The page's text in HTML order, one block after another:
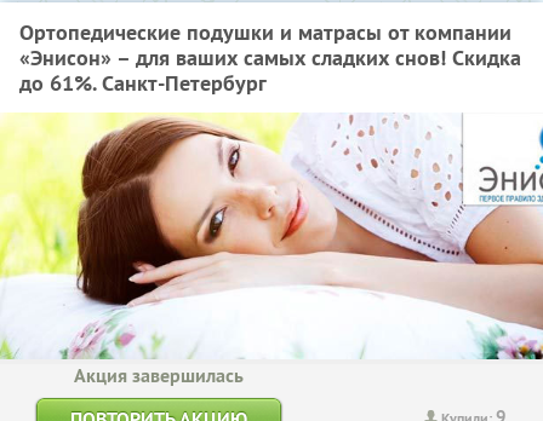
Ортопедические подушки и матрасы от компании
«Энисон» – для ваших самых сладких снов! Скидка
до 61%. Санкт-Петербург
Акция завершилась